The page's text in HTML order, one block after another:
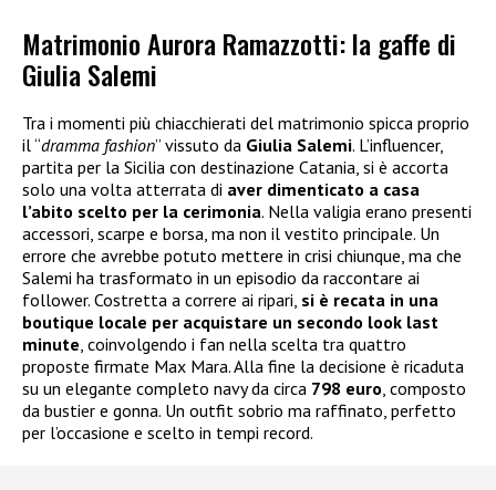
Matrimonio Aurora Ramazzotti: la gaffe di
Giulia Salemi
Tra i momenti più chiacchierati del matrimonio spicca proprio
il “dramma fashion” vissuto da Giulia Salemi. L’influencer,
partita per la Sicilia con destinazione Catania, si è accorta
solo una volta atterrata di aver dimenticato a casa
l’abito scelto per la cerimonia. Nella valigia erano presenti
accessori, scarpe e borsa, ma non il vestito principale. Un
errore che avrebbe potuto mettere in crisi chiunque, ma che
Salemi ha trasformato in un episodio da raccontare ai
follower. Costretta a correre ai ripari, si è recata in una
boutique locale per acquistare un secondo look last
minute , coinvolgendo i fan nella scelta tra quattro
proposte firmate Max Mara. Alla fine la decisione è ricaduta
su un elegante completo navy da circa 798 euro , composto
da bustier e gonna. Un outfit sobrio ma raffinato, perfetto
per l’occasione e scelto in tempi record.